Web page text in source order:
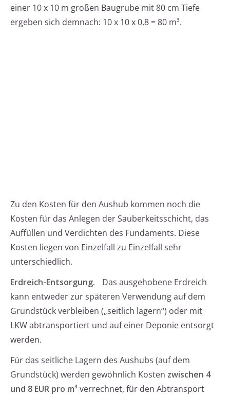
einer 10 x 10 m großen Baugrube mit 80 cm Tiefe
ergeben sich demnach: 10 x 10 x 0,8 = 80 m³.
Zu den Kosten für den Aushub kommen noch die
Kosten für das Anlegen der Sauberkeitsschicht, das
Auffüllen und Verdichten des Fundaments. Diese
Kosten liegen von Einzelfall zu Einzelfall sehr
unterschiedlich.
Erdreich-Entsorgung.
Das ausgehobene Erdreich
kann entweder zur späteren Verwendung auf dem
Grundstück verbleiben („seitlich lagern“) oder mit
LKW abtransportiert und auf einer Deponie entsorgt
werden.
Für das seitliche Lagern des Aushubs (auf dem
Grundstück) werden gewöhnlich Kosten zwischen 4
und 8 EUR pro m³ verrechnet, für den Abtransport